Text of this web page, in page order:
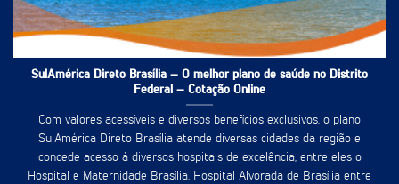
SulAmérica Direto Brasília – O melhor plano de saúde no Distrito
Federal – Cotação Online
Com valores acessíveis e diversos benefícios exclusivos, o plano
SulAmérica Direto Brasília atende diversas cidades da região e
concede acesso à diversos hospitais de excelência, entre eles o
Hospital e Maternidade Brasília, Hospital Alvorada de Brasília entre